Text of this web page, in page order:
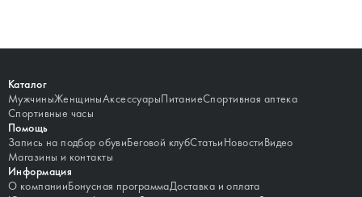
Каталог
МужчиныЖенщиныАксессуарыПитаниеСпортивная аптека
Спортивные часы
Помощь
Запись на подбор обувиБеговой клубСтатьиНовостиВидео
Магазины и контакты
Информация
О компанииБонусная программаДоставка и оплата